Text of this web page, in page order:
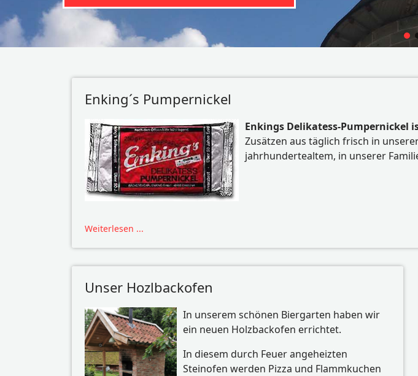
Enking´s Pumpernickel
Enkings Delikatess-Pumpernickel
Zusätzen aus täglich frisch in
jahrhundertealtem, in unserer
Weiterlesen ...
Unser Hozlbackofen
In unserem schönen Biergarten haben wir
ein neuen Holzbackofen errichtet.
In diesem durch Feuer angeheizten
Steinofen werden Pizza und Flammkuchen